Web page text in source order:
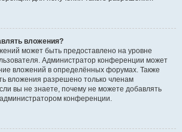
вложения?
может быть предоставлено на уровне
Администратор конференции может
вложений в определённых форумах. Также
вложения разрешено только членам
вы не знаете, почему не можете добавлять
конференции.